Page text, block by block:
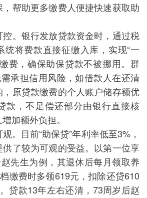
帮助更多缴费人便捷快速获取助
。银行发放贷款资金时，通过税
统将费款直接征缴入库，实现“一
费，确保助保贷款不被挪用。群
承担信用风险，如借款人在还清
原贷款缴费的个人账户储存额优
款，不足偿还部分由银行直接核
加额外负担。
目前“助保贷”年利率低至3%，
了较为可观的受益。以第一位享
赵先生为例，其退休后每月领取养
缴费时多领619元，扣除还贷610
贷款13年左右还清，73周岁后赵